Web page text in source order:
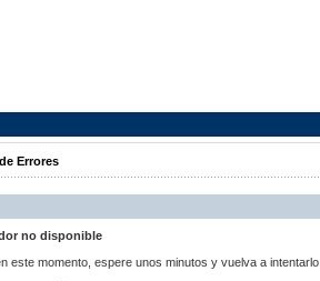
Errores
no disponible
este momento, espere unos minutos y vuelva a intentarlo.